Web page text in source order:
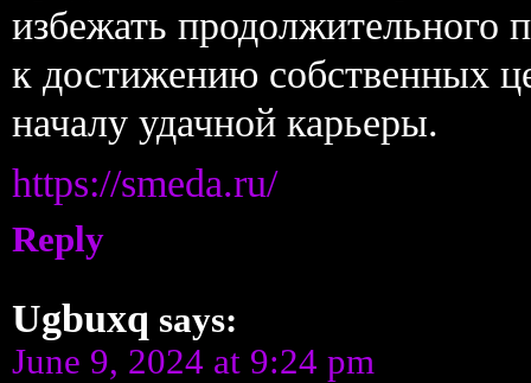
избежать продолжительного
к достижению собственных
началу удачной карьеры.
https://smeda.ru/
Reply
Ugbuxq says:
June 9, 2024 at 9:24 pm